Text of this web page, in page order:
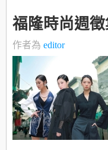
福隆時尚週
作者為 editor